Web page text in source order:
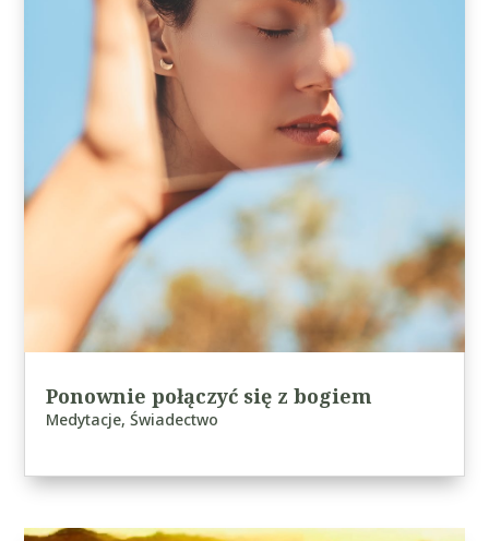
Ponownie połączyć się z bogiem
Medytacje,Świadectwo